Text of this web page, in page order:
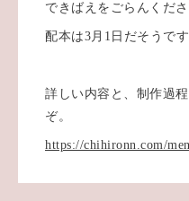
できばえをごらんくださ
配本は3月1日だそうです
詳しい内容と、制作過
ぞ。
https://chihironn.com/